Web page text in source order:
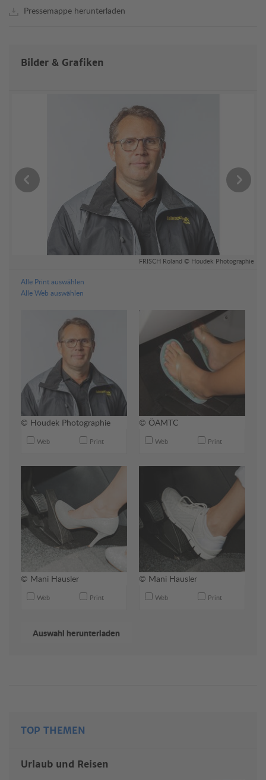
Pressemappe herunterladen
Bilder & Grafiken
FRISCH Roland © Houdek Photographie
Alle Print auswählen
Alle Web auswählen
© Houdek Photographie
Web Print
© ÖAMTC
Web Print
© Mani Hausler
Web Print
© Mani Hausler
Web Print
TOP THEMEN
Urlaub und Reisen